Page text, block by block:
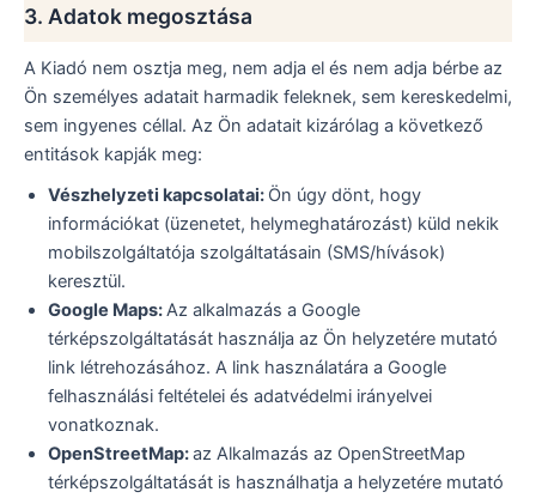
3. Adatok megosztása
A Kiadó nem osztja meg, nem adja el és nem adja bérbe az
Ön személyes adatait harmadik feleknek, sem kereskedelmi,
sem ingyenes céllal. Az Ön adatait kizárólag a következő
entitások kapják meg:
Vészhelyzeti kapcsolatai: Ön úgy dönt, hogy
információkat (üzenetet, helymeghatározást) küld nekik
mobilszolgáltatója szolgáltatásain (SMS/hívások)
keresztül.
Google Maps:Az alkalmazás a Google
térképszolgáltatását használja az Ön helyzetére mutató
link létrehozásához. A link használatára a Google
felhasználási feltételei és adatvédelmi irányelvei
vonatkoznak.
OpenStreetMap:az Alkalmazás az OpenStreetMap
térképszolgáltatását is használhatja a helyzetére mutató